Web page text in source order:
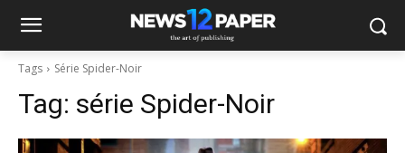
Tags Série Spider-Noir
Tag: série Spider-Noir